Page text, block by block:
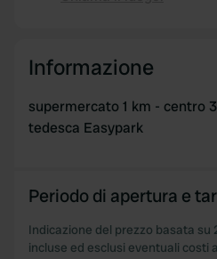
Informazione
supermercato 1 km - centro
tedesca Easypark
Periodo di apertura e
Indicazione del prezzo basata su
incluse ed esclusi eventuali costi